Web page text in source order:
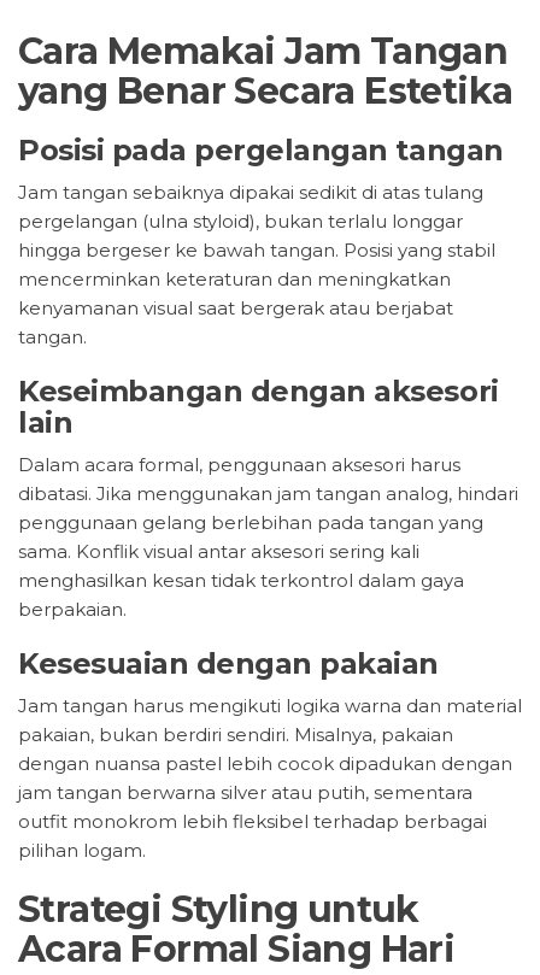
Cara Memakai Jam Tangan
yang Benar Secara Estetika
Posisi pada pergelangan tangan
Jam tangan sebaiknya dipakai sedikit di atas tulang
pergelangan (ulna styloid), bukan terlalu longgar
hingga bergeser ke bawah tangan. Posisi yang stabil
mencerminkan keteraturan dan meningkatkan
kenyamanan visual saat bergerak atau berjabat
tangan.
Keseimbangan dengan aksesori
lain
Dalam acara formal, penggunaan aksesori harus
dibatasi. Jika menggunakan jam tangan analog, hindari
penggunaan gelang berlebihan pada tangan yang
sama. Konflik visual antar aksesori sering kali
menghasilkan kesan tidak terkontrol dalam gaya
berpakaian.
Kesesuaian dengan pakaian
Jam tangan harus mengikuti logika warna dan material
pakaian, bukan berdiri sendiri. Misalnya, pakaian
dengan nuansa pastel lebih cocok dipadukan dengan
jam tangan berwarna silver atau putih, sementara
outfit monokrom lebih fleksibel terhadap berbagai
pilihan logam.
Strategi Styling untuk
Acara Formal Siang Hari